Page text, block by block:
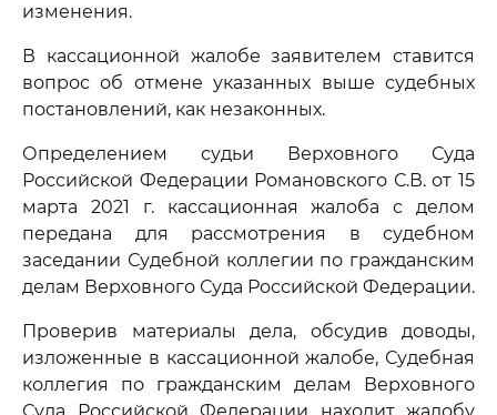
изменения.
В кассационной жалобе заявителем ставится
вопрос об отмене указанных выше судебных
постановлений, как незаконных.
Определением судьи Верховного Суда
Российской Федерации Романовского С.В. от 15
марта 2021 г. кассационная жалоба с делом
передана для рассмотрения в судебном
заседании Судебной коллегии по гражданским
делам Верховного Суда Российской Федерации.
Проверив материалы дела, обсудив доводы,
изложенные в кассационной жалобе, Судебная
коллегия по гражданским делам Верховного